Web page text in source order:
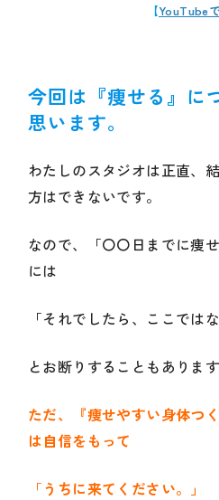
【YouTube
今回は『痩せる』に
思います。
わたしのスタジオは正直、
方はできないです。
なので、「〇〇日までに痩
には
「それでしたら、ここでは
とお断りすることもあります
ただ、『痩せやすい身体つ
は自信をもって
「うちに来てください。」